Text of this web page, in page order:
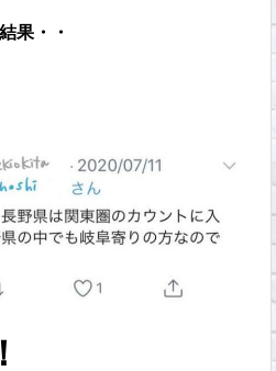
果・・